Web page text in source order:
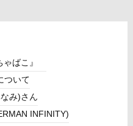
ゃばこ』
ついて
み)さん
INFINITY)